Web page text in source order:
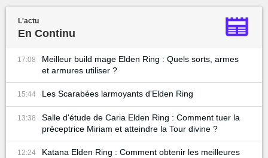
L'actu
En Continu
17:08
Meilleur build mage Elden Ring : Quels sorts, armes
et armures utiliser ?
15:44 Les Scarabées larmoyants d'Elden Ring
13:38
Salle d'étude de Caria Elden Ring : Comment tuer la
préceptrice Miriam et atteindre la Tour divine ?
12:24
Katana Elden Ring : Comment obtenir les meilleures